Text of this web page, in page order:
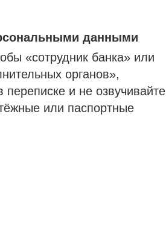
данными
«сотрудник банка» или
органов»,
переписке и не озвучивайте
или паспортные